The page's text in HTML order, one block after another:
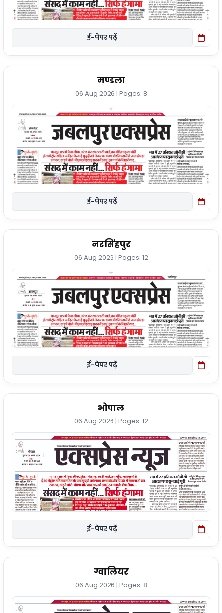
ई-पेपर पढ़ें
मण्डला
06 Aug 2026 | Pages: 8
ई-पेपर पढ़ें
नरसिंहपुर
06 Aug 2026 | Pages: 12
ई-पेपर पढ़ें
भोपाल
06 Aug 2026 | Pages: 12
ई-पेपर पढ़ें
ग्वालियर
06 Aug 2026 | Pages: 8